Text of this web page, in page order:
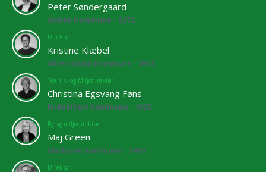
Peter Søndergaard
Solrød Kommune - 5272
Direktør
Kristine Klæbel
Albertslund Kommune - 2673
Teknik- og Miljødirektør
Christina Egsvang Føns
Middelfart Kommune - 4525
By og miljødirektør
Maj Green
Gladsaxe Kommune - 3460
Direktør